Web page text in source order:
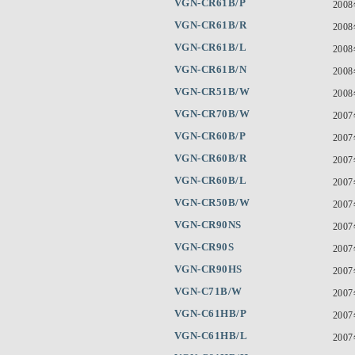
VGN-CR61B/P
VGN-CR61B/R
VGN-CR61B/L
VGN-CR61B/N
VGN-CR51B/W
VGN-CR70B/W
VGN-CR60B/P
VGN-CR60B/R
VGN-CR60B/L
VGN-CR50B/W
VGN-CR90NS
VGN-CR90S
VGN-CR90HS
VGN-C71B/W
VGN-C61HB/P
VGN-C61HB/L